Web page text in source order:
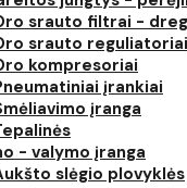
srauto filtrai -
srauto reguliatoriai
kompresoriai
įrankiai
įranga
- valymo įranga
slėgio plovyklės